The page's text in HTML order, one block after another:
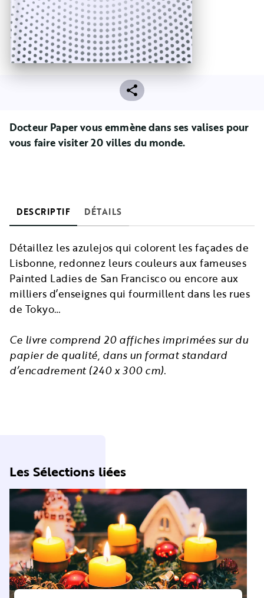
Docteur Paper vous emmène dans ses valises pour
vous faire visiter 20 villes du monde.
DESCRIPTIF DÉTAILS
Détaillez les azulejos qui colorent les façades de
Lisbonne, redonnez leurs couleurs aux fameuses
Painted Ladies de San Francisco ou encore aux
milliers d’enseignes qui fourmillent dans les rues
de Tokyo…
Ce livre comprend 20 affiches imprimées sur du
papier de qualité, dans un format standard
d’encadrement (240 x 300 cm).
Les Sélections liées